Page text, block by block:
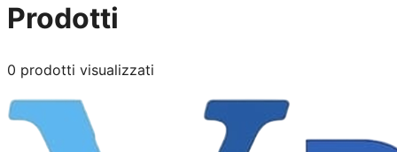
Prodotti
0 prodotti visualizzati